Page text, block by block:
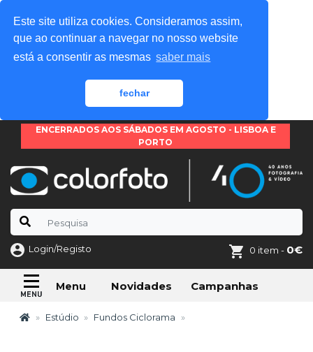
Este site utiliza cookies. Consideramos assim,
que ao continuar a navegar no nosso website
está a consentir as mesmas saber mais
fechar
ENCERRADOS AOS SÁBADOS EM AGOSTO - LISBOA E
PORTO
Login/Registo 0 item - 0€
Menu Novidades Campanhas
Estúdio Fundos Ciclorama